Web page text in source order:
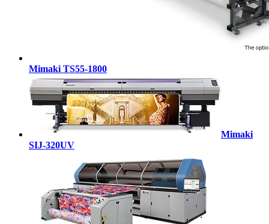
Mimaki TS55-1800
Mimaki
SIJ-320UV